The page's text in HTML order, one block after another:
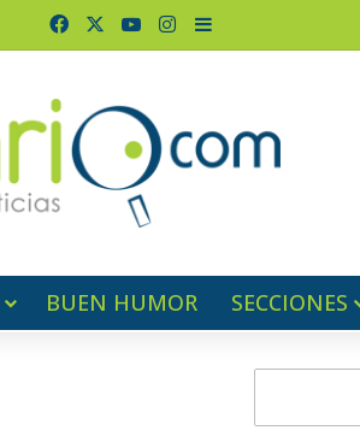
FacebookYouTubeInstagram
Barra lateral
BUEN HUMOR SECCIONES